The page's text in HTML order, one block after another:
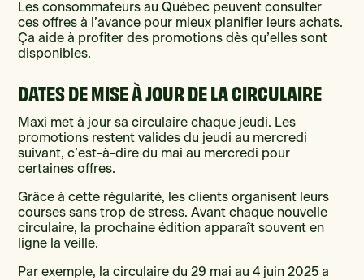
Les consommateurs au Québec peuvent consulter
ces offres à l’avance pour mieux planifier leurs achats.
Ça aide à profiter des promotions dès qu’elles sont
disponibles.
DATES DE MISE À JOUR DE LA CIRCULAIRE
Maxi met à jour sa circulaire chaque jeudi. Les
promotions restent valides du jeudi au mercredi
suivant, c’est-à-dire du mai au mercredi pour
certaines offres.
Grâce à cette régularité, les clients organisent leurs
courses sans trop de stress. Avant chaque nouvelle
circulaire, la prochaine édition apparaît souvent en
ligne la veille.
Par exemple, la circulaire du 29 mai au 4 juin 2025 a